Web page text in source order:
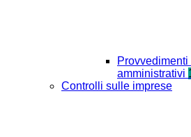
amministrativi
Controlli sulle imprese